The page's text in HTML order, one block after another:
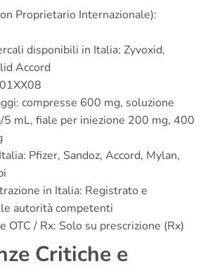
Proprietario Internazionale):
disponibili in Italia: Zyvoxid,
Accord
compresse 600 mg, soluzione
mL, fiale per iniezione 200 mg, 400
Pfizer, Sandoz, Accord, Mylan,
in Italia: Registrato e
autorità competenti
OTC / Rx: Solo su prescrizione (Rx)
Critiche e